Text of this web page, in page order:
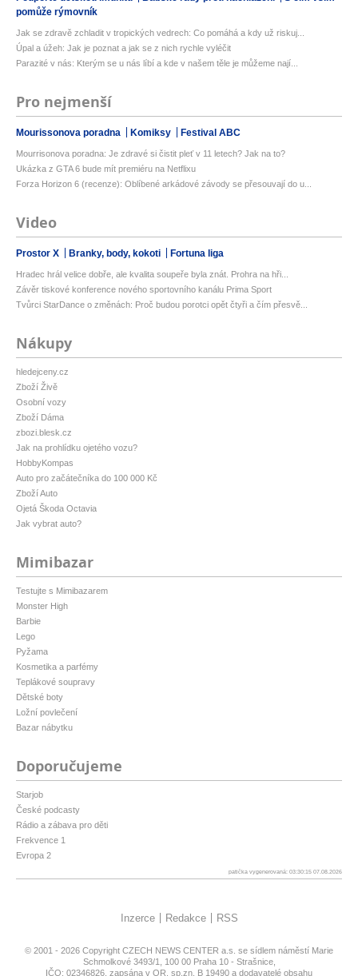
pomůže rýmovník
Jak se zdravě zchladit v tropických vedrech: Co pomáhá a kdy už riskuj...
Úpal a úžeh: Jak je poznat a jak se z nich rychle vyléčit
Parazité v nás: Kterým se u nás líbí a kde v našem těle je můžeme nají...
Pro nejmenší
Mourissonova poradna Komiksy Festival ABC
Mourrisonova poradna: Je zdravé si čistit pleť v 11 letech? Jak na to?
Ukázka z GTA 6 bude mít premiéru na Netflixu
Forza Horizon 6 (recenze): Oblíbené arkádové závody se přesouvají do u...
Video
Prostor X Branky, body, kokoti Fortuna liga
Hradec hrál velice dobře, ale kvalita soupeře byla znát. Prohra na hři...
Závěr tiskové konference nového sportovního kanálu Prima Sport
Tvůrci StarDance o změnách: Proč budou porotci opět čtyři a čím přesvě...
Nákupy
hledejceny.cz
Zboží Živě
Osobní vozy
Zboží Dáma
zbozi.blesk.cz
Jak na prohlídku ojetého vozu?
HobbyKompas
Auto pro začátečníka do 100 000 Kč
Zboží Auto
Ojetá Škoda Octavia
Jak vybrat auto?
Mimibazar
Testujte s Mimibazarem
Monster High
Barbie
Lego
Pyžama
Kosmetika a parfémy
Teplákové soupravy
Dětské boty
Ložní povlečení
Bazar nábytku
Doporučujeme
Starjob
České podcasty
Rádio a zábava pro děti
Frekvence 1
Evropa 2
patička vygenerovaná: 03:30:15 07.08.2026
Inzerce Redakce RSS
© 2001 - 2026 Copyright CZECH NEWS CENTER a.s. se sídlem náměstí Marie
Schmolkové 3493/1, 100 00 Praha 10 - Strašnice,
IČO: 02346826, zapsána v OR, sp.zn. B 19490 a dodavatelé obsahu